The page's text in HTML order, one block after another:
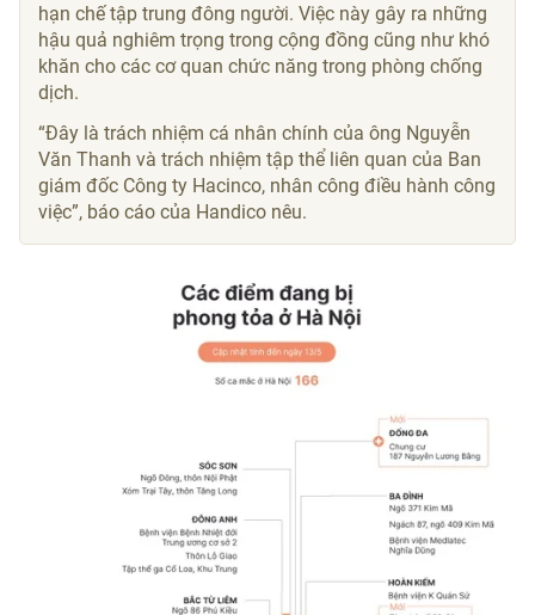
hạn chế tập trung đông người. Việc này gây ra những
hậu quả nghiêm trọng trong cộng đồng cũng như khó
khăn cho các cơ quan chức năng trong phòng chống
dịch.
“Đây là trách nhiệm cá nhân chính của ông Nguyễn
Văn Thanh và trách nhiệm tập thể liên quan của Ban
giám đốc Công ty Hacinco, nhân công điều hành công
việc”, báo cáo của Handico nêu.